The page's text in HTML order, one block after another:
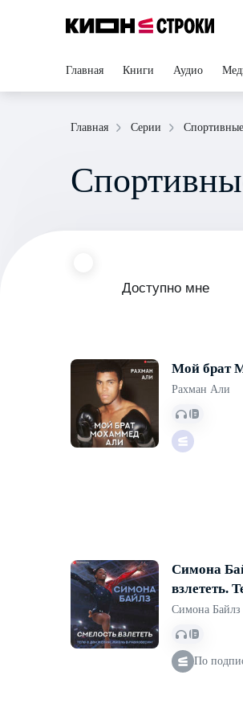
Главная Книги Аудио
Главная Серии
Доступно мне
Мой брат
Рахман Али
Симона
взлететь.
жизнь в
Симона Байлз
По